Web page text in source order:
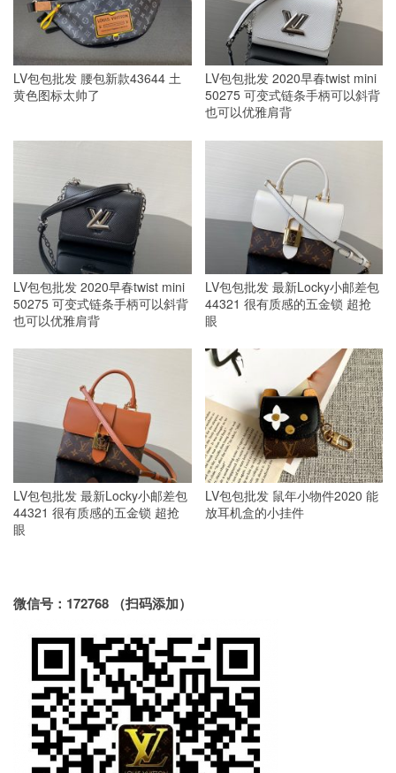
LV包包批发 腰包新款43644 土
黄色图标太帅了
LV包包批发 2020早春twist mini
50275 可变式链条手柄可以斜背
也可以优雅肩背
LV包包批发 2020早春twist mini
50275 可变式链条手柄可以斜背
也可以优雅肩背
LV包包批发 最新Locky小邮差包
44321 很有质感的五金锁 超抢
眼
LV包包批发 最新Locky小邮差包
44321 很有质感的五金锁 超抢
眼
LV包包批发 鼠年小物件2020 能
放耳机盒的小挂件
微信号：172768 （扫码添加）